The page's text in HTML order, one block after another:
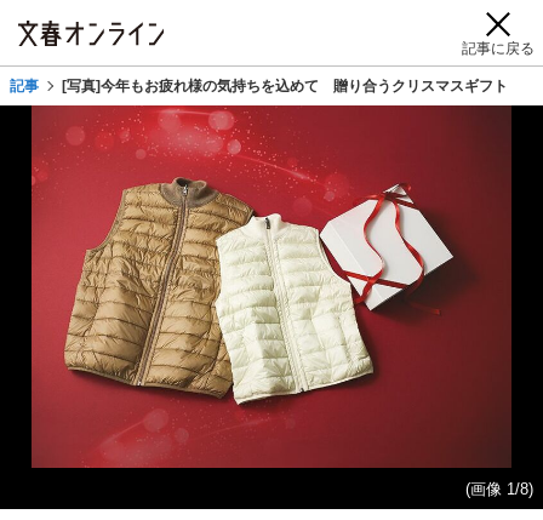
記事に戻る
記事 [写真]今年もお疲れ様の気持ちを込めて 贈り合うクリスマスギフト
(画像 1/8)